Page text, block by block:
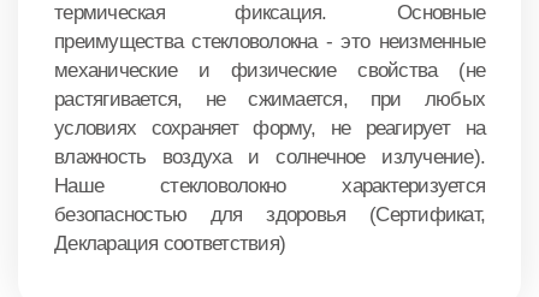
термическая фиксация. Основные
преимущества стекловолокна - это неизменные
механические и физические свойства (не
растягивается, не сжимается, при любых
условиях сохраняет форму, не реагирует на
влажность воздуха и солнечное излучение).
Наше стекловолокно характеризуется
безопасностью для здоровья (Сертификат,
Декларация соответствия)